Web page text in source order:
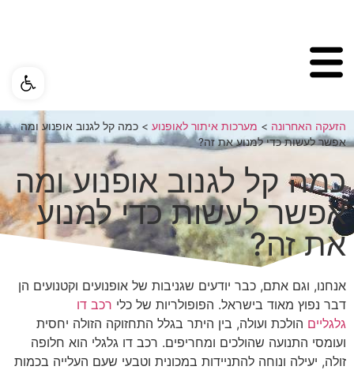
הזעקה האחרונה > מערכות איתור לאופנוע > כמה קל לגנוב אופנוע ומה
אפשר לעשות כדי למנוע את זה?
כמה קל לגנוב אופנוע ומה
אפשר לעשות כדי למנוע
את זה?
אנחנו, וגם אתם, כבר יודעים שגניבות של אופנועים וקטנועים הן
דבר נפוץ מאוד בישראל. הפופולריות של כלי רכב דו
גלגליים הולכת ועולה, בין היתר בגלל התחזוקה הזולה יחסית
ועומסי התנועה שהולכים ומחריפים. רכב דו גלגלי הוא חלופה
זולה, יעילה ונוחה להתניידות במכונית וטבעי שעם העלייה בכמות